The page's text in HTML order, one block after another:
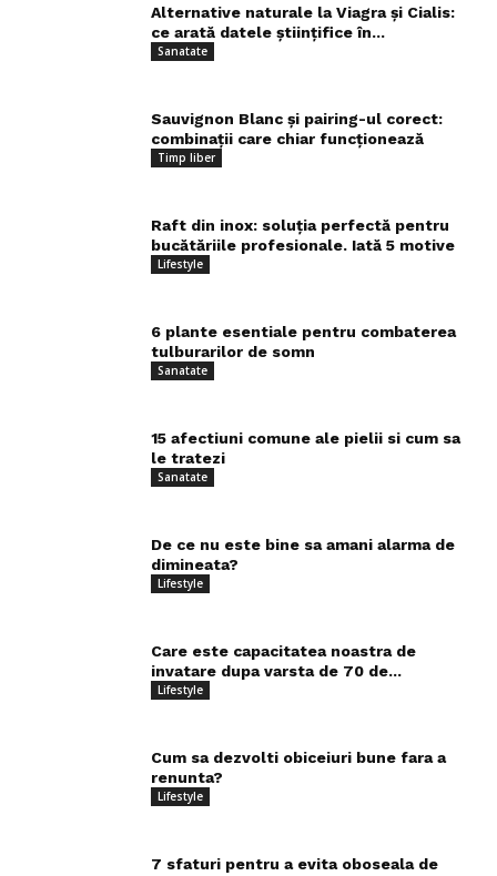
Alternative naturale la Viagra și Cialis:
ce arată datele științifice în...
Sanatate
Sauvignon Blanc și pairing-ul corect:
combinații care chiar funcționează
Timp liber
Raft din inox: soluția perfectă pentru
bucătăriile profesionale. Iată 5 motive
Lifestyle
6 plante esentiale pentru combaterea
tulburarilor de somn
Sanatate
15 afectiuni comune ale pielii si cum sa
le tratezi
Sanatate
De ce nu este bine sa amani alarma de
dimineata?
Lifestyle
Care este capacitatea noastra de
invatare dupa varsta de 70 de...
Lifestyle
Cum sa dezvolti obiceiuri bune fara a
renunta?
Lifestyle
7 sfaturi pentru a evita oboseala de